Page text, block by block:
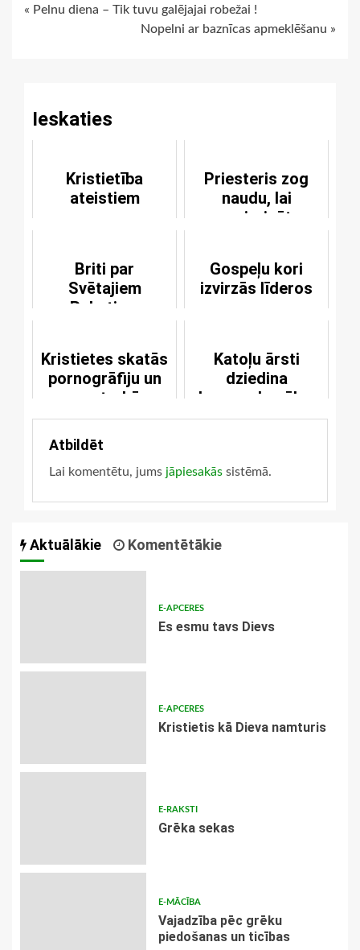
Continue
« Pelnu diena – Tik tuvu galējajai robežai !
Nopelni ar baznīcas apmeklēšanu »
Ieskaties
Kristietība
ateistiem
Priesteris zog
naudu, lai
apmierinātu
Briti par
Svētajiem
Rakstiem
Gospeļu kori
izvirzās līderos
Kristietes skatās
pornogrāfiju un
mastrubē
Katoļu ārsti
dziedina
homoseksuāļus
Atbildēt
Lai komentētu, jums jāpiesakās sistēmā.
Aktuālākie Komentētākie
E-APCERES
Es esmu tavs Dievs
E-APCERES
Kristietis kā Dieva namturis
E-RAKSTI
Grēka sekas
E-MĀCĪBA
Vajadzība pēc grēku
piedošanas un ticības